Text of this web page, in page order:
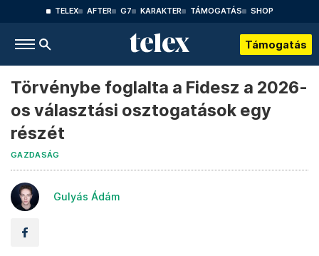
TELEX AFTER G7 KARAKTER TÁMOGATÁS SHOP
Támogatás
Törvénybe foglalta a Fidesz a 2026-
os választási osztogatások egy
részét
GAZDASÁG
Gulyás Ádám